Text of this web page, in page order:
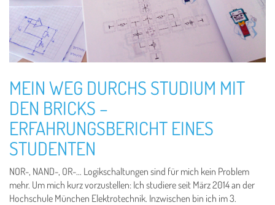
MEIN WEG DURCHS STUDIUM MIT
DEN BRICKS –
ERFAHRUNGSBERICHT EINES
STUDENTEN
NOR-, NAND-, OR-… Logikschaltungen sind für mich kein Problem
mehr. Um mich kurz vorzustellen: Ich studiere seit März 2014 an der
Hochschule München Elektrotechnik. Inzwischen bin ich im 3.